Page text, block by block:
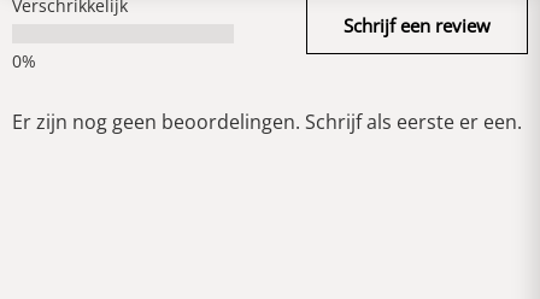
Verschrikkelijk
Schrijf een review
Er zijn nog geen beoordelingen. Schrijf als eerste er een.